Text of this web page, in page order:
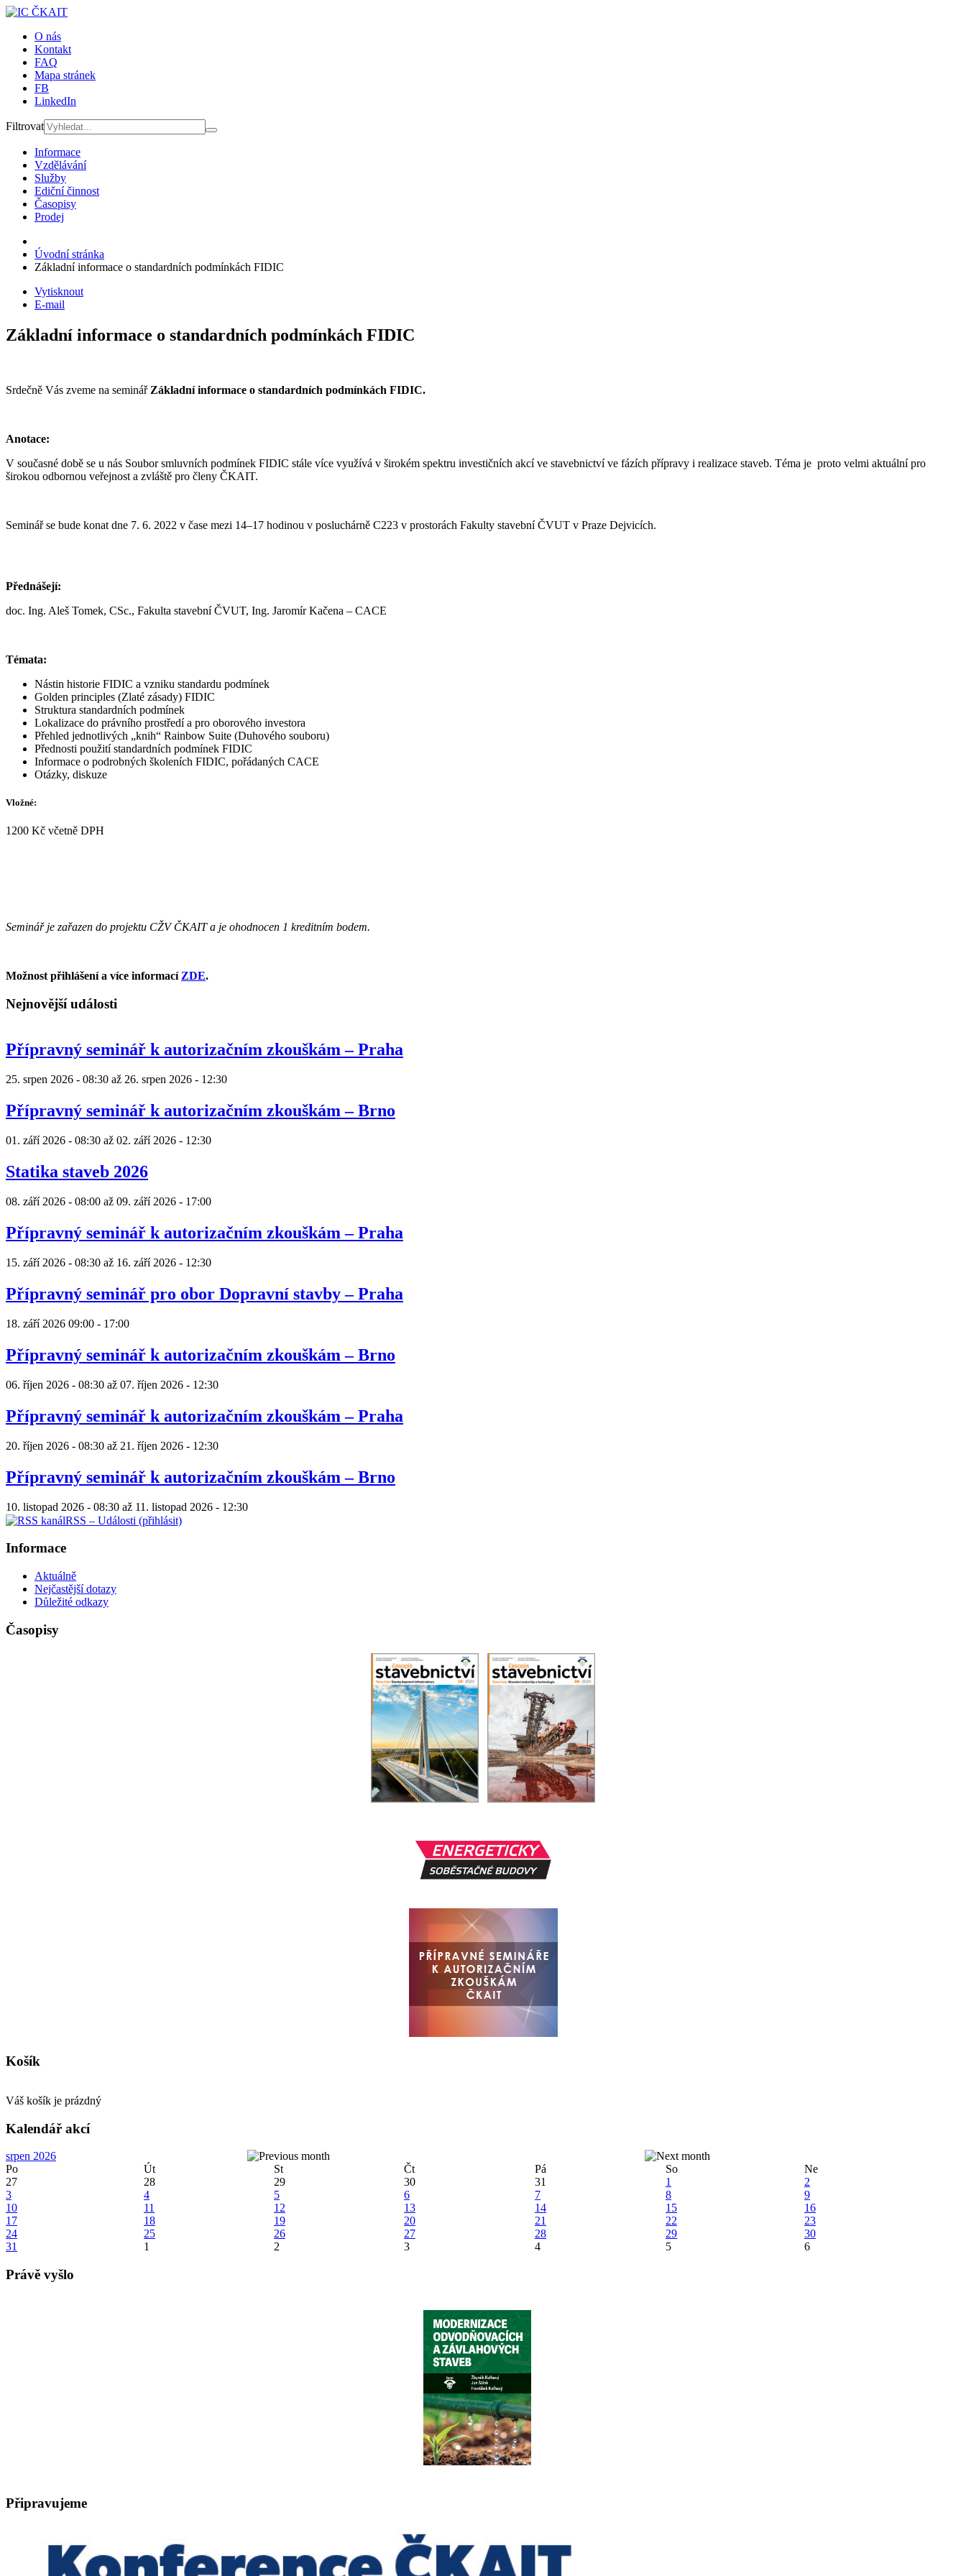
O nás
Kontakt
FAQ
Mapa stránek
FB
LinkedIn
Filtrovat
Informace
Vzdělávání
Služby
Ediční činnost
Časopisy
Prodej
Úvodní stránka
Základní informace o standardních podmínkách FIDIC
Vytisknout
E-mail
Základní informace o standardních podmínkách FIDIC
Srdečně Vás zveme na seminář Základní informace o standardních podmínkách FIDIC.
Anotace:
V současné době se u nás Soubor smluvních podmínek FIDIC stále více využívá v širokém spektru investičních akcí ve stavebnictví ve fázích přípravy i realizace staveb. Téma je proto velmi aktuální pro
širokou odbornou veřejnost a zvláště pro členy ČKAIT.
Seminář se bude konat dne 7. 6. 2022 v čase mezi 14–17 hodinou v posluchárně C223 v prostorách Fakulty stavební ČVUT v Praze Dejvicích.
uutuuksista.
Přednášejí:
doc. Ing. Aleš Tomek, CSc., Fakulta stavební ČVUT, Ing. Jaromír Kačena – CACE
Témata:
Nástin historie FIDIC a vzniku standardu podmínek
Golden principles (Zlaté zásady) FIDIC
Struktura standardních podmínek
Lokalizace do právního prostředí a pro oborového investora
Přehled jednotlivých „knih“ Rainbow Suite (Duhového souboru)
Přednosti použití standardních podmínek FIDIC
Informace o podrobných školeních FIDIC, pořádaných CACE
Otázky, diskuze
Vložné:
1200 Kč včetně DPH
Seminář je zařazen do projektu CŽV ČKAIT a je ohodnocen 1 kreditním bodem.
Možnost přihlášení a více informací ZDE.
Nejnovější události
Přípravný seminář k autorizačním zkouškám – Praha
25. srpen 2026 - 08:30 až 26. srpen 2026 - 12:30
Přípravný seminář k autorizačním zkouškám – Brno
01. září 2026 - 08:30 až 02. září 2026 - 12:30
Statika staveb 2026
08. září 2026 - 08:00 až 09. září 2026 - 17:00
Přípravný seminář k autorizačním zkouškám – Praha
15. září 2026 - 08:30 až 16. září 2026 - 12:30
Přípravný seminář pro obor Dopravní stavby – Praha
18. září 2026 09:00 - 17:00
Přípravný seminář k autorizačním zkouškám – Brno
06. říjen 2026 - 08:30 až 07. říjen 2026 - 12:30
Přípravný seminář k autorizačním zkouškám – Praha
20. říjen 2026 - 08:30 až 21. říjen 2026 - 12:30
Přípravný seminář k autorizačním zkouškám – Brno
10. listopad 2026 - 08:30 až 11. listopad 2026 - 12:30
RSS – Události (přihlásit)
Informace
Aktuálně
Nejčastější dotazy
Důležité odkazy
Časopisy
Košík
Váš košík je prázdný
Kalendář akcí
srpen 2026
Po
Út St Čt Pá So
Ne
27
28 29 30 31 1
2
3
4 5 6 7 8
9
10
11 12 13 14 15
16
17
18 19 20 21 22
23
24
25 26 27 28 29
30
31
1 2 3 4 5 6
Právě vyšlo
Připravujeme